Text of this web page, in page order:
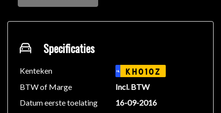
niet alleen op deze informatie maar controleer altijd
zelf de zaken welke voor jou belangrijk zijn en je
op met de verkoper voor aanvullende vragen.
Specificaties
Kenteken NL KH010Z
BTW of Marge
Incl. BTW
Datum eerste toelating
16-09-2016